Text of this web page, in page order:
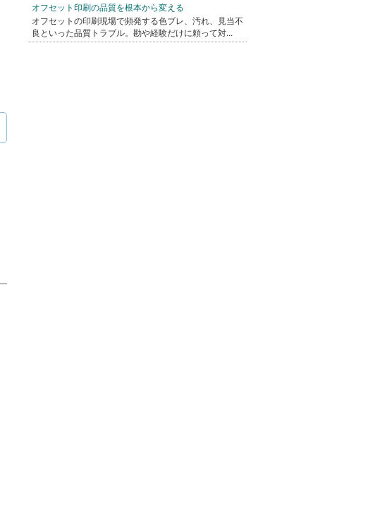
オフセット印刷の品質を根本から変える
オフセットの印刷現場で頻発する色ブレ、汚れ、見当不
良といった品質トラブル。勘や経験だけに頼って対...